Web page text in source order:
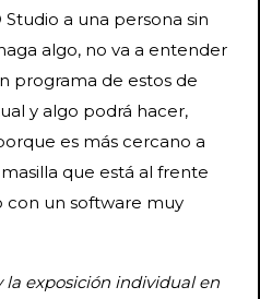
a una persona sin
algo, no va a entender
programa de estos de
y algo podrá hacer,
es más cercano a
que está al frente
con un software muy
exposición individual en